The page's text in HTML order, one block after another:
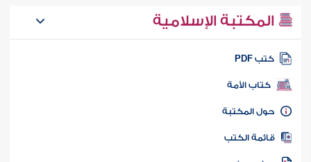
المكتبة الإسلامية
كتب PDF
كتاب الأمة
المكتبة